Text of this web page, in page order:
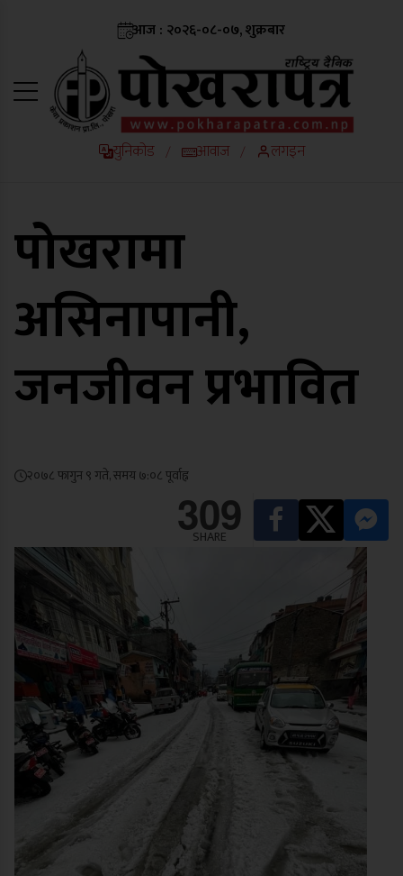
आज : २०२६-०८-०७, शुक्रबार
युनिकोड / आवाज / लगइन
पोखरामा
असिनापानी,
जनजीवन प्रभावित
२०७८ फागुन ९ गते, समय ७:०८ पूर्वाह्न
309
SHARE